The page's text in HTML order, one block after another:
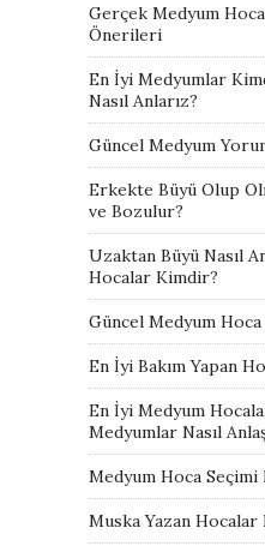
Gerçek Medyum
Önerileri
En İyi Medyumlar
Nasıl Anlarız?
Güncel Medyum
Erkekte Büyü Olup
ve Bozulur?
Uzaktan Büyü Nasıl
Hocalar Kimdir?
Güncel Medyum
En İyi Bakım Yapan
En İyi Medyum
Medyumlar Nasıl
Medyum Hoca Seçimi
Muska Yazan Hocalar